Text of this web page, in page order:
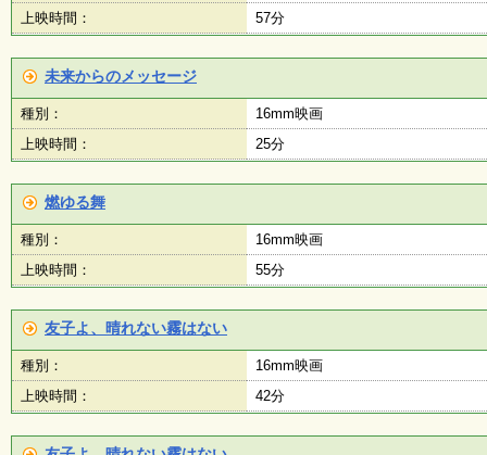
上映時間：
57分
未来からのメッセージ
種別：
16mm映画
上映時間：
25分
燃ゆる舞
種別：
16mm映画
上映時間：
55分
友子よ、晴れない霧はない
種別：
16mm映画
上映時間：
42分